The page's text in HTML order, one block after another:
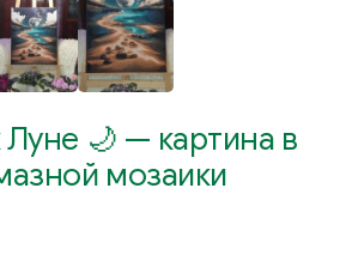
🌙 — картина в
мозаики